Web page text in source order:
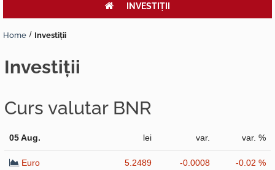
INVESTIŢII
Home Investiţii
investiţii
Curs valutar BNR
05 Aug. lei var. var. %
Euro 5.2489 -0.0008 -0.02 %